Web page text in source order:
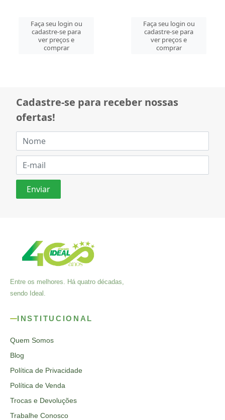
Faça seu login ou
cadastre-se para
ver preços e
comprar
Faça seu login ou
cadastre-se para
ver preços e
comprar
Cadastre-se para receber nossas
ofertas!
Entre os melhores. Há quatro décadas,
sendo Ideal.
INSTITUCIONAL
Quem Somos
Blog
Política de Privacidade
Política de Venda
Trocas e Devoluções
Trabalhe Conosco